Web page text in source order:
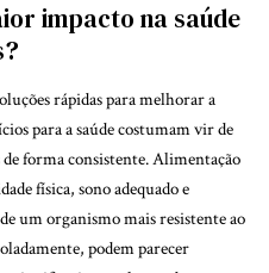
impacto na saúde
rápidas para melhorar a
para a saúde costumam vir de
forma consistente. Alimentação
física, sono adequado e
um organismo mais resistente ao
podem parecer